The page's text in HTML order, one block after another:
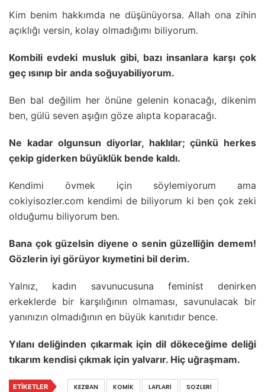
Kim benim hakkımda ne düşünüyorsa. Allah ona zihin
açıklığı versin, kolay olmadığımı biliyorum.
Kombili evdeki musluk gibi, bazı insanlara karşı çok
geç ısınıp bir anda soğuyabiliyorum.
Ben bal değilim her önüne gelenin konacağı, dikenim
ben, gülü seven aşığın göze alıpta koparacağı.
Ne kadar olgunsun diyorlar, haklılar; çünkü herkes
çekip giderken büyüklük bende kaldı.
Kendimi övmek için söylemiyorum ama
cokiyisozler.com kendimi de biliyorum ki ben çok zeki
olduğumu biliyorum ben.
Bana çok güzelsin diyene o senin güzelliğin demem!
Gözlerin iyi görüyor kıymetini bil derim.
Yalnız, kadın savunucusuna feminist denirken
erkeklerde bir karşılığının olmaması, savunulacak bir
yanınızın olmadığının en büyük kanıtıdır bence.
Yılanı deliğinden çıkarmak için dil dökeceğime deliği
tıkarım kendisi çıkmak için yalvarır. Hiç uğraşmam.
ETIKETLER KEZBAN KOMIK LAFLARI SOZLERI